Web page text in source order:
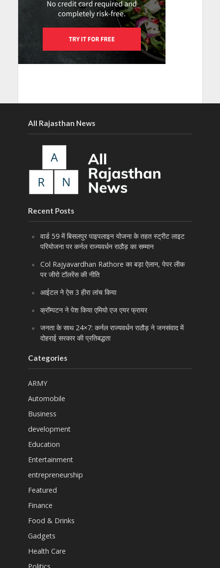
All Rajasthan News
Recent Posts
वार्ड 59 में बिसलपुर पाइपलाइन योजना के तहत स्ट्रीट लाइट
परियोजना पर कर्नल राज्यवर्धन राठौड़ का सम्मान
Col Rajyavardhan Rathore का बड़ा ऐलान, पेपर लीक
पर जीरो टॉलरेंस की नीति
आईटल ने ऐस 3 हीरा लांच किया
क्रॉम्पटन ने पेश किया एमियो एज एयर फ्रायर
जनता के साथ 24×7: कर्नल राज्यवर्धन राठौड़ ने जनसंवाद में
दोहराई सरकार की प्रतिबद्धता
Categories
ARMY
Automobile
Business
development
Education
Entertainment
entrepreneurship
Featured
Finance
Food & Drinks
Gadgets
Health Care